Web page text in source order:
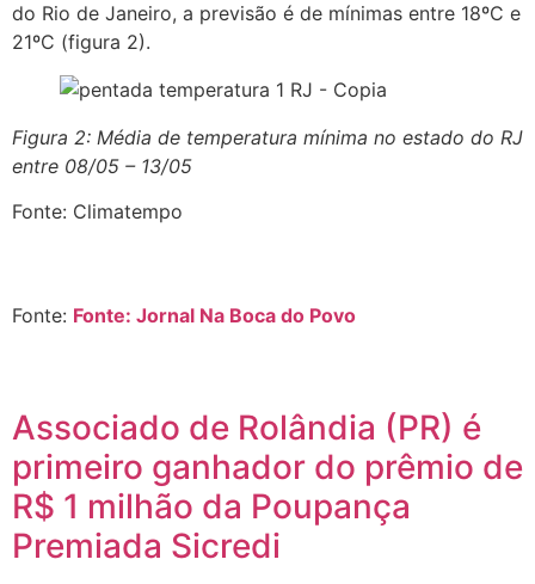
do Rio de Janeiro, a previsão é de mínimas entre 18ºC e
21ºC (figura 2).
Figura 2: Média de temperatura mínima no estado do RJ
entre 08/05 – 13/05
Fonte: Climatempo
Fonte: Fonte: Jornal Na Boca do Povo
Associado de Rolândia (PR) é
primeiro ganhador do prêmio de
R$ 1 milhão da Poupança
Premiada Sicredi